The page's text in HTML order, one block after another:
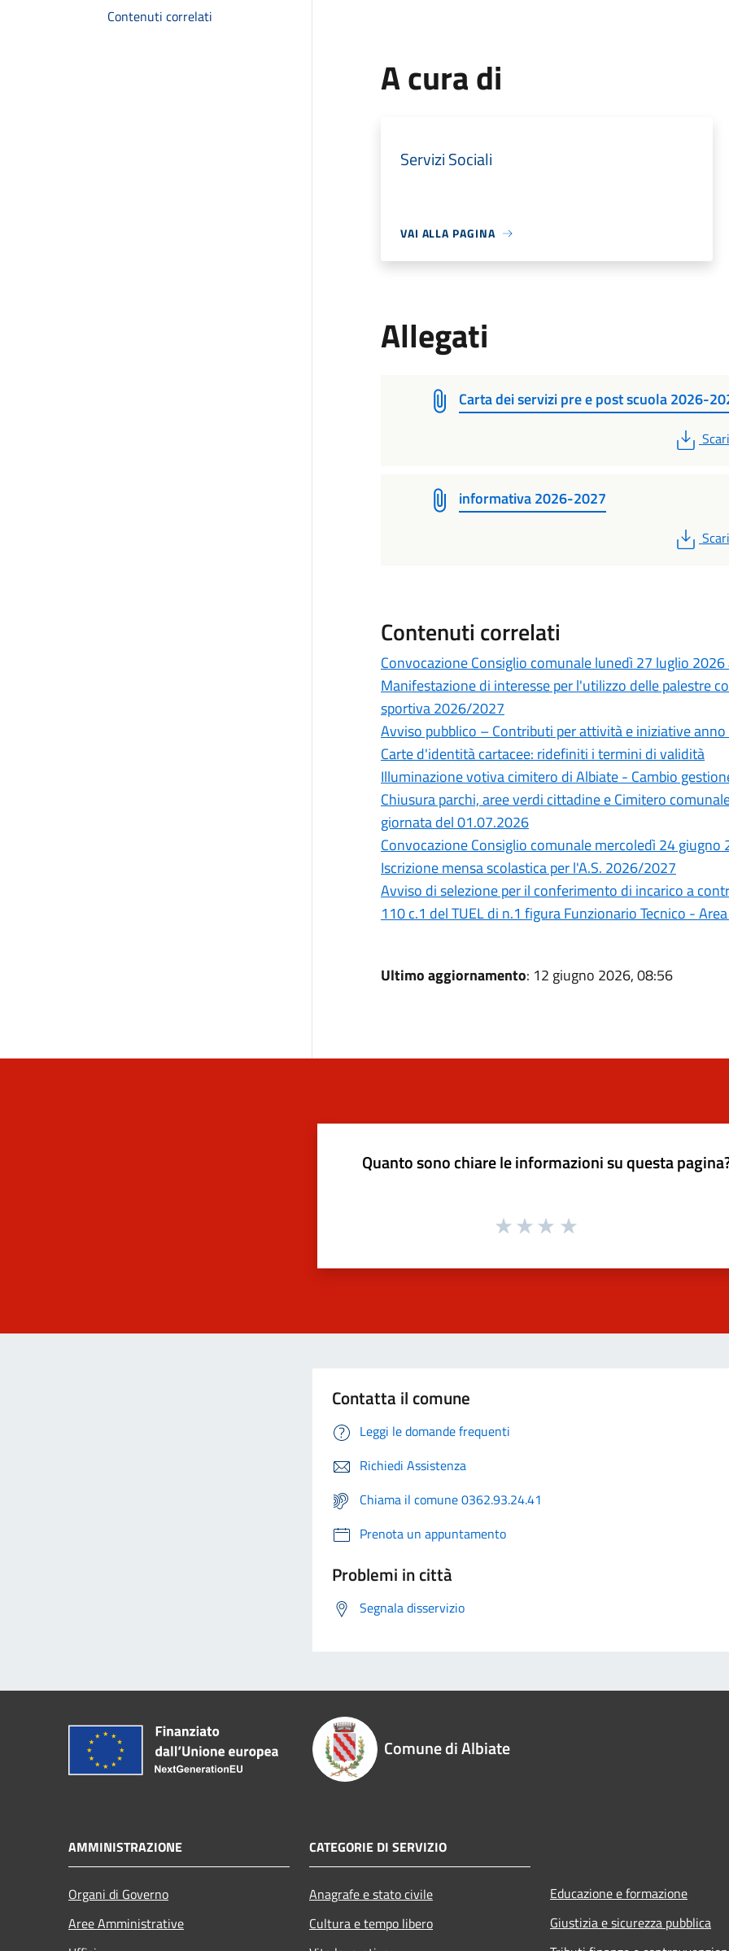
Contenuti correlati
A cura di
Servizi Sociali
VAI ALLA PAGINA
Allegati
Carta dei servizi pre e post scuola 2026-
PDF
informativa 2026-2027
PDF
Contenuti correlati
Convocazione Consiglio comunale lunedì 27 luglio
Manifestazione di interesse per l'utilizzo delle palestre
sportiva 2026/2027
Avviso pubblico – Contributi per attività e iniziative
Carte d'identità cartacee: ridefiniti i termini di validità
Illuminazione votiva cimitero di Albiate - Cambio
Chiusura parchi, aree verdi cittadine e Cimitero
giornata del 01.07.2026
Convocazione Consiglio comunale mercoledì 24 giugno
Iscrizione mensa scolastica per l'A.S. 2026/2027
Avviso di selezione per il conferimento di incarico a
110 c.1 del TUEL di n.1 figura Funzionario Tecnico -
Ultimo aggiornamento: 12 giugno 2026, 08:56
Quanto sono chiare le informazioni su questa
Contatta il comune
Leggi le domande frequenti
Richiedi Assistenza
Chiama il comune 0362.93.24.41
Prenota un appuntamento
Problemi in città
Segnala disservizio
Comune di Albiate
AMMINISTRAZIONE
Organi di Governo
Aree Amministrative
CATEGORIE DI SERVIZIO
Anagrafe e stato civile
Cultura e tempo libero
Educazione e formazione
Giustizia e sicurezza pubblica